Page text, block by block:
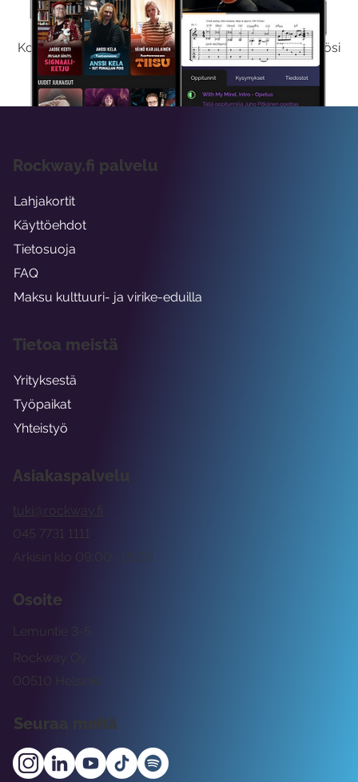
Kokeile Ilmaiseksi
Kokeilemalla ilmaiseksi saat koko sisältömme käyttöösi
viikon ajaksi.
Asiakaspalvelu
tuki@rockway.fi
Arkisin klo 09:00 -15:00
045 7731 1111
Osoite
Rockway Oy
Lemuntie 3-5
00510 Helsinki
Seuraa meitä
Rockway.fi palvelu
Lahjakortit
Käyttöehdot
Tietosuoja
FAQ
Maksu kulttuuri- ja virike-eduilla
Tietoa meistä
Yrityksestä
Työpaikat
Yhteistyö